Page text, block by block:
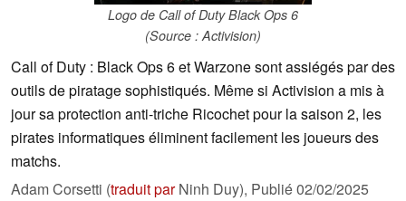
Logo de Call of Duty Black Ops 6
(Source : Activision)
Call of Duty : Black Ops 6 et Warzone sont assiégés par des
outils de piratage sophistiqués. Même si Activision a mis à
jour sa protection anti-triche Ricochet pour la saison 2, les
pirates informatiques éliminent facilement les joueurs des
matchs.
Adam Corsetti (traduit parNinh Duy), Publié02/02/2025